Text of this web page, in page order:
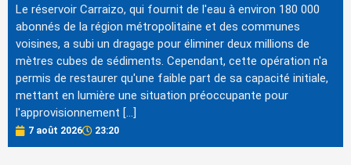
Le réservoir Carraizo, qui fournit de l'eau à environ 180 000
abonnés de la région métropolitaine et des communes
voisines, a subi un dragage pour éliminer deux millions de
mètres cubes de sédiments. Cependant, cette opération n'a
permis de restaurer qu'une faible part de sa capacité initiale,
mettant en lumière une situation préoccupante pour
l'approvisionnement […]
7 août 2026 23:20